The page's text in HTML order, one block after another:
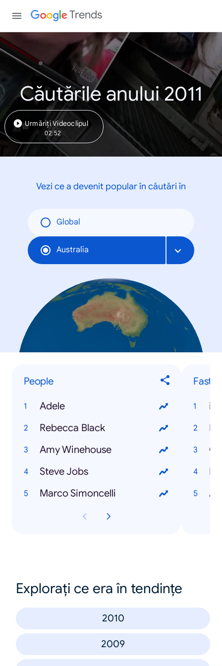
Trends
Căutările anului 2011
Urmăriți Videoclipul
02:52
Vezi ce a devenit popular în căutări în
Global
Australia
People
Adele
Rebecca Black
Amy Winehouse
Steve Jobs
Marco Simoncelli
Explorați ce era în tendințe
2010
2009